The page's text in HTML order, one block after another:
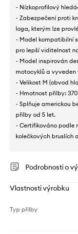
- Nízkoprofilový
- Zabezpečení proti
loga, kterým lze
- Model kompatibilní
pro lepší viditelnost
- Model inspirován
motocyklů a
- Velikost M (obvod
- Hmotnost přilby:
- Splňuje americkou
přilby od 5 let.
- Certifikováno podle
kolečkových bruslích
Podrobnosti o
Vlastnosti výrobku
Typ přilby